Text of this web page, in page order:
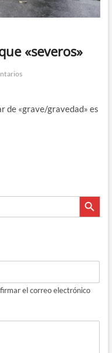
«severos»
de «grave/gravedad» es
Botón de
el correo electrónico